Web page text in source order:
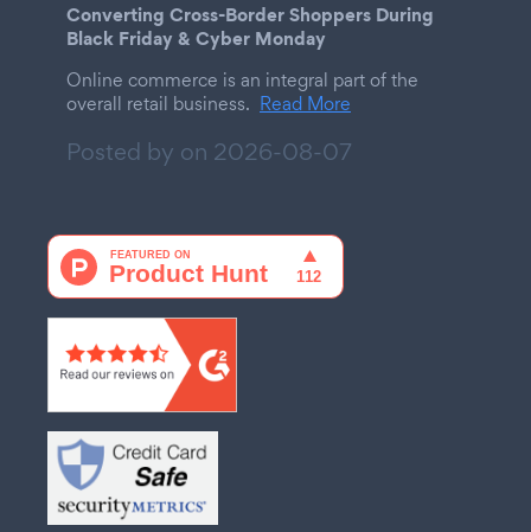
Converting Cross-Border Shoppers During
Black Friday & Cyber Monday
Online commerce is an integral part of the
overall retail business. Read More
Posted by on 2026-08-07